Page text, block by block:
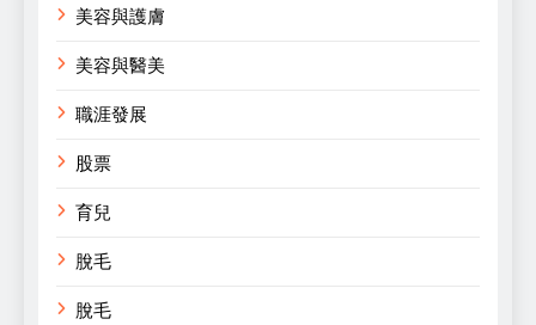
美容與護膚
美容與醫美
職涯發展
股票
育兒
脫毛
脫毛